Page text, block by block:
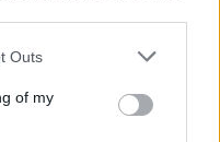
Outs
of my
sinoptikės
dalyje bus